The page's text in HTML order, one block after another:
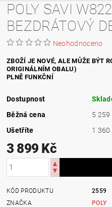
POLY SAVI
BEZDRÁTOVÝ
Neohodnoceno
ZBOŽÍ JE NOVÉ, ALE MŮŽE BÝT
ORIGINÁLNÍM OBALU)
PLNĚ FUNKČNÍ
Dostupnost
Běžná cena
5 259
Ušetříte
1 360
3 899 Kč
KÓD PRODUKTU
2559
ZNAČKA
POLY